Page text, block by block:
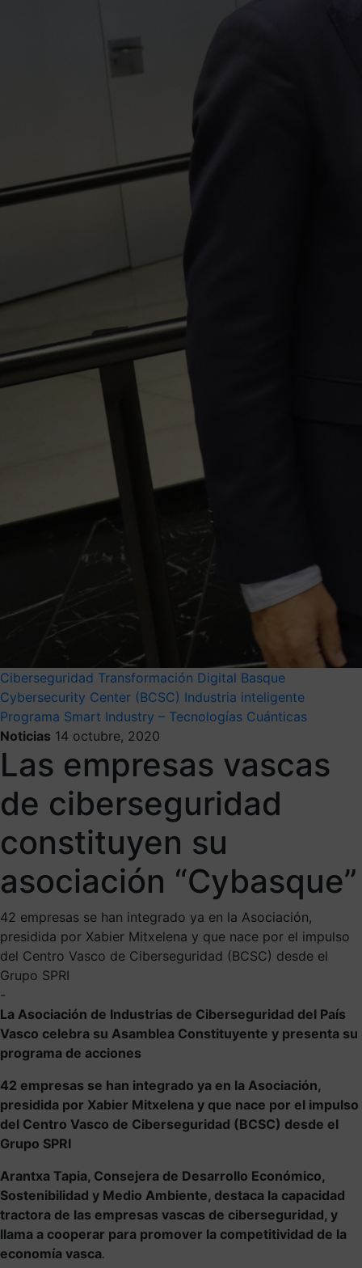
Ciberseguridad Transformación Digital Basque
Cybersecurity Center (BCSC) Industria inteligente
Programa Smart Industry – Tecnologías Cuánticas
Noticias 14 octubre, 2020
Las empresas vascas
de ciberseguridad
constituyen su
asociación “Cybasque”
42 empresas se han integrado ya en la Asociación,
presidida por Xabier Mitxelena y que nace por el impulso
del Centro Vasco de Ciberseguridad (BCSC) desde el
Grupo SPRI
-
La Asociación de Industrias de Ciberseguridad del País
Vasco celebra su Asamblea Constituyente y presenta su
programa de acciones
42 empresas se han integrado ya en la Asociación,
presidida por Xabier Mitxelena y que nace por el impulso
del Centro Vasco de Ciberseguridad (BCSC) desde el
Grupo SPRI
Arantxa Tapia, Consejera de Desarrollo Económico,
Sostenibilidad y Medio Ambiente, destaca la capacidad
tractora de las empresas vascas de ciberseguridad, y
llama a cooperar para promover la competitividad de la
economía vasca.